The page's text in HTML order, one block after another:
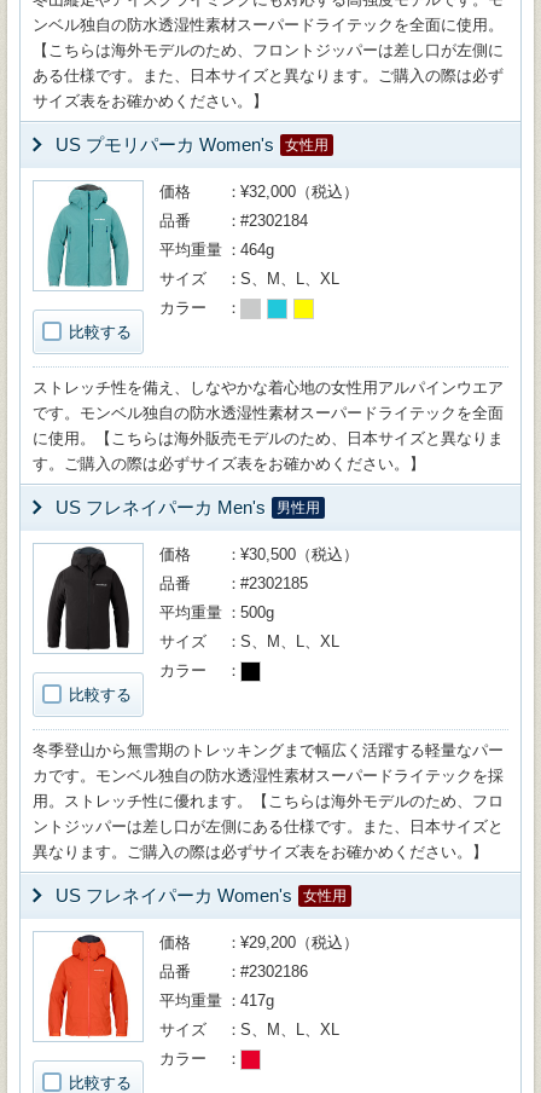
ンベル独自の防水透湿性素材スーパードライテックを全面に使用。
【こちらは海外モデルのため、フロントジッパーは差し口が左側に
ある仕様です。また、日本サイズと異なります。ご購入の際は必ず
サイズ表をお確かめください。】
US プモリパーカ Women's 女性用
比較する
価格
¥32,000（税込）
品番
#2302184
平均重量
464g
サイズ
S、M、L、XL
カラー
ストレッチ性を備え、しなやかな着心地の女性用アルパインウエア
です。モンベル独自の防水透湿性素材スーパードライテックを全面
に使用。【こちらは海外販売モデルのため、日本サイズと異なりま
す。ご購入の際は必ずサイズ表をお確かめください。】
US フレネイパーカ Men's 男性用
比較する
価格
¥30,500（税込）
品番
#2302185
平均重量
500g
サイズ
S、M、L、XL
カラー
冬季登山から無雪期のトレッキングまで幅広く活躍する軽量なパー
カです。モンベル独自の防水透湿性素材スーパードライテックを採
用。ストレッチ性に優れます。【こちらは海外モデルのため、フロ
ントジッパーは差し口が左側にある仕様です。また、日本サイズと
異なります。ご購入の際は必ずサイズ表をお確かめください。】
US フレネイパーカ Women's 女性用
比較する
価格
¥29,200（税込）
品番
#2302186
平均重量
417g
サイズ
S、M、L、XL
カラー